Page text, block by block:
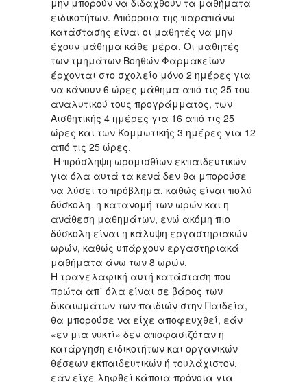
ειδικοτήτων. Απόρροια της παραπάνω
κατάστασης είναι οι μαθητές να μην
έχουν μάθημα κάθε μέρα. Οι μαθητές
των τμημάτων Βοηθών Φαρμακείων
έρχονται στο σχολείο μόνο 2 ημέρες για
να κάνουν 6 ώρες μάθημα από τις 25 του
αναλυτικού τους προγράμματος, των
Αισθητικής 4 ημέρες για 16 από τις 25
ώρες και των Κομμωτικής 3 ημέρες για 12
από τις 25 ώρες.
Η πρόσληψη ωρομισθίων εκπαιδευτικών
για όλα αυτά τα κενά δεν θα μπορούσε
να λύσει το πρόβλημα, καθώς είναι πολύ
δύσκολη η κατανομή των ωρών και η
ανάθεση μαθημάτων, ενώ ακόμη πιο
δύσκολη είναι η κάλυψη εργαστηριακών
ωρών, καθώς υπάρχουν εργαστηριακά
μαθήματα άνω των 8 ωρών.
Η τραγελαφική αυτή κατάσταση που
πρώτα απ΄ όλα είναι σε βάρος των
δικαιωμάτων των παιδιών στην Παιδεία,
θα μπορούσε να είχε αποφευχθεί, εάν
«εν μια νυκτί» δεν αποφασιζόταν η
κατάργηση ειδικοτήτων και οργανικών
θέσεων εκπαιδευτικών ή τουλάχιστον,
εάν είχε ληφθεί κάποια πρόνοια για